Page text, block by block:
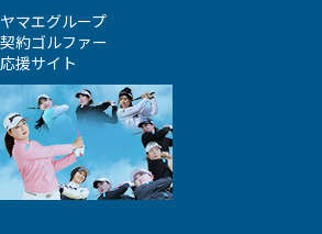
ヤマエグループ
契約ゴルファー
応援サイト